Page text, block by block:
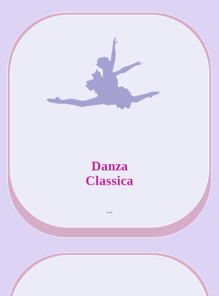
Danza
Classica
...